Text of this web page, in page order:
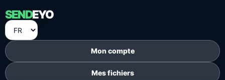
SENDEYO
Mon compte
Mes fichiers